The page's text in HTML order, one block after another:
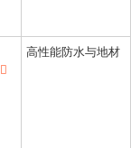
高性能防水与地材